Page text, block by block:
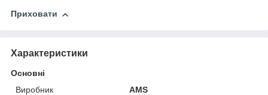
Приховати
Характеристики
Основні
Виробник
AMS